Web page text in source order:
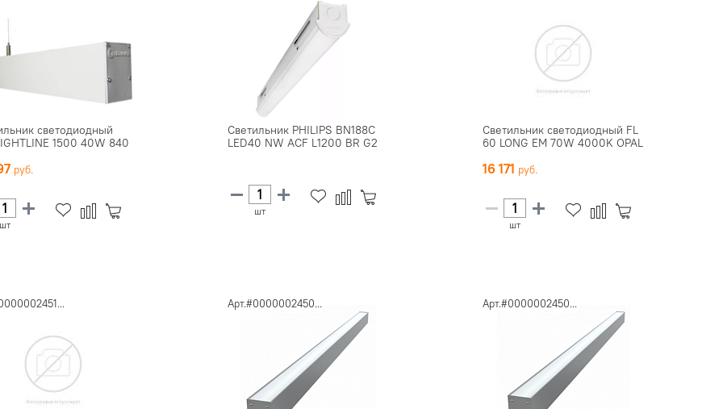
светодиодный
1500 40W 840
шт
Светильник PHILIPS BN188C
LED40 NW ACF L1200 BR G2
шт
Светильник светодиодный FL
60 LONG EM 70W 4000K OPAL
16 171
шт
Арт.#0000002450... Арт.#0000002450...